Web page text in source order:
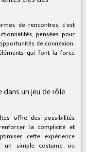
de rencontres, c’est
pensées pour
de connexion.
qui font la force
un jeu de rôle
offre des possibilités
la complicité et
cette expérience
un simple costume ou